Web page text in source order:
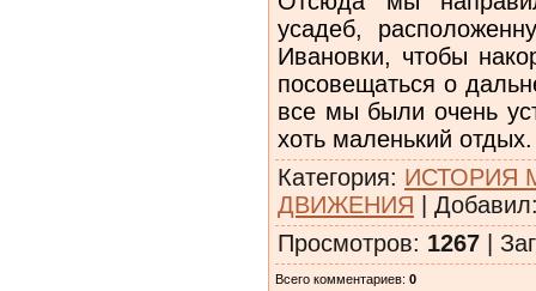
усадеб,
Ивановки, чтобы
посовещаться о
все мы были очень
хоть маленький отдых.
Категория: ИСТОРИЯ
ДВИЖЕНИЯ | Добавил
Просмотров: 1267 |
Всего комментариев: 0